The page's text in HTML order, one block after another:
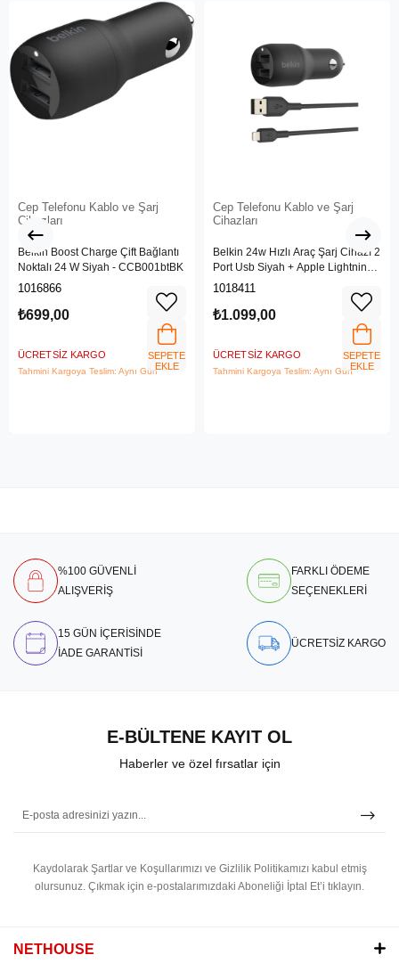
Cep Telefonu Kablo ve Şarj
Cihazları
Belkin Boost Charge Çift Bağlantı
Noktalı 24 W Siyah - CCB001btBK
1016866
₺699,00
ÜCRETSIZ KARGO
Tahmini Kargoya Teslim: Aynı Gün
SEPETE
EKLE
Cep Telefonu Kablo ve Şarj
Cihazları
Belkin 24w Hızlı Araç Şarj Cihazı 2
Port Usb Siyah + Apple Lightning
Kablo
1018411
₺1.099,00
ÜCRETSIZ KARGO
Tahmini Kargoya Teslim: Aynı Gün
SEPETE
EKLE
%100 GÜVENLİ
ALIŞVERİŞ
FARKLI ÖDEME
SEÇENEKLERİ
15 GÜN İÇERİSİNDE
İADE GARANTİSİ
ÜCRETSİZ KARGO
E-BÜLTENE KAYIT OL
Haberler ve özel fırsatlar için
Kaydolarak Şartlar ve Koşullarımızı ve Gizlilik Politikamızı kabul etmiş
olursunuz. Çıkmak için e-postalarımızdaki Aboneliği İptal Et’i tıklayın.
NETHOUSE